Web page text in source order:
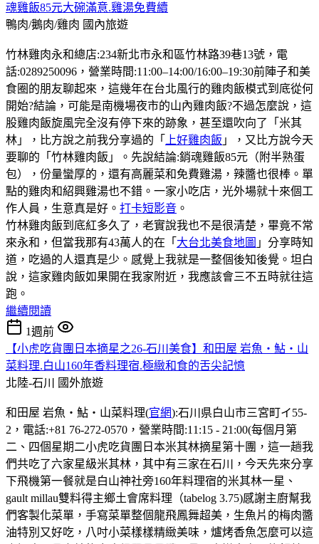
魂雞飯85元大碗滿意.雞湯免費續
鴨肉/鵝肉/雞肉 國內旅遊
竹林雞肉永和總店:234新北市永和區竹林路39巷13號，電
話:0289250096，營業時間:11:00–14:00/16:00–19:30前陣子和美
食圈的朋友聊起來，這幾年在台北風行的雞肉飯模式到底從何
開始?結論，可能是南機場夜市的山內雞肉飯?不過怎麼說，這
股雞肉飯旋風完全沒有停下來的跡象，甚至還吹向了「米其
林」，比方說之前我分享過的「
上好雞肉飯 」，又比方說今天
要聊的「竹林雞肉飯」。先說結論:銷魂雞飯85元（附半熟蛋
包），份量蠻厚的，還有高麗菜和免費雞湯，辣醬也很棒。單
點的雞肉和紹興雞湯也不錯。一家小吃店，光外場就十來個工
作人員，生意真是好。 打卡短影音 。
竹林雞肉飯到底紅多久了，老實說我也不是很清楚，畢竟不常
來永和，但當我那有43萬人的在「 大台北美食地圖 」分享時知
道，吃過的人還真是少。感覺上我就是一整個後知後覺。坦白
說，這家雞肉飯如果開在我家附近，我應該會三不五時就往這
跑。
繼續閱讀
1週前
【小虎吃貨團日本摘星之26-石川美食】和田屋 岩魚・鮎・山
菜料理.白山160年香料理宿.極緻和食的舌尖記憶
北陸-石川
國外旅遊
和田屋 岩魚・鮎・山菜料理(官網):石川県白山市三宮町イ55-
2，電話:+81 76-272-0570，營業時間:11:15 - 21:00(每個月第
二、四個星期二小虎吃貨團日本米其林摘星第十團，這一趟我
們共吃了六家星級米其林，其中有三家在石川，今天先來分享
下飛機第一餐就是白山神社旁160年料理宿的米其林一星、
gault millau雙料得主鄉土會席料理（tabelog 3.75)感謝主廚幫我
們客製化菜單，手寫菜單整個龍飛鳳舞超美，生魚片的梅肉醬
油特別又好吃，八吋小菜樣樣精緻美味，爐烤香魚怎麼可以這